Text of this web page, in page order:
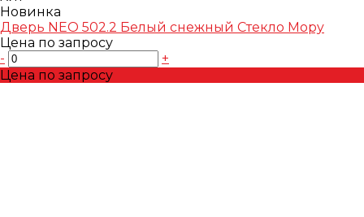
Новинка
Дверь NEO 502.2 Белый снежный Стекло Mopy
Цена по запросу
-
+
Цена по запросу